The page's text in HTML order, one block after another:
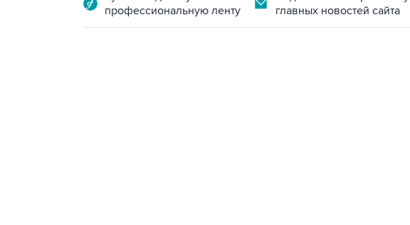
профессиональную ленту
главных новостей сайта